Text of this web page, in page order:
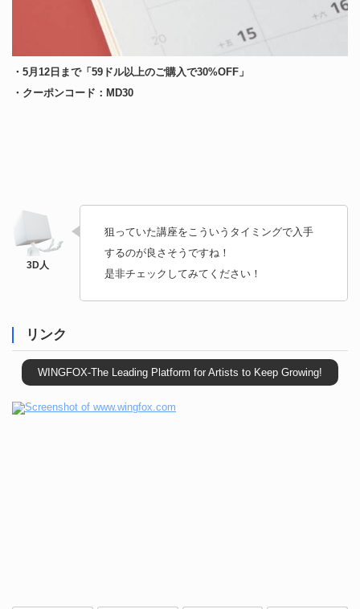
・5月12日まで「59ドル以上のご購入で30%OFF」
・クーポンコード：MD30
狙っていた講座をこういうタイミングで入手
するのが良さそうですね！
是非チェックしてみてください！
リンク
WINGFOX-The Leading Platform for Artists to Keep Growing!